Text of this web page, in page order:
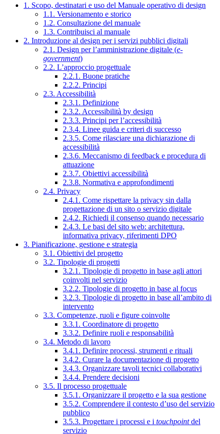
1. Scopo, destinatari e uso del Manuale operativo di design
1.1. Versionamento e storico
1.2. Consultazione del manuale
1.3. Contribuisci al manuale
2. Introduzione al design per i servizi pubblici digitali
2.1. Design per l’amministrazione digitale (e-
government)
2.2. L’approccio progettuale
2.2.1. Buone pratiche
2.2.2. Principi
2.3. Accessibilità
2.3.1. Definizione
2.3.2. Accessibilità by design
2.3.3. Principi per l’accessibilità
2.3.4. Linee guida e criteri di successo
2.3.5. Come rilasciare una dichiarazione di
accessibilità
2.3.6. Meccanismo di feedback e procedura di
attuazione
2.3.7. Obiettivi accessibilità
2.3.8. Normativa e approfondimenti
2.4. Privacy
2.4.1. Come rispettare la privacy sin dalla
progettazione di un sito o servizio digitale
2.4.2. Richiedi il consenso quando necessario
2.4.3. Le basi del sito web: architettura,
informativa privacy, riferimenti DPO
3. Pianificazione, gestione e strategia
3.1. Obiettivi del progetto
3.2. Tipologie di progetti
3.2.1. Tipologie di progetto in base agli attori
coinvolti nel servizio
3.2.2. Tipologie di progetto in base al focus
3.2.3. Tipologie di progetto in base all’ambito di
intervento
3.3. Competenze, ruoli e figure coinvolte
3.3.1. Coordinatore di progetto
3.3.2. Definire ruoli e responsabilità
3.4. Metodo di lavoro
3.4.1. Definire processi, strumenti e rituali
3.4.2. Curare la documentazione di progetto
3.4.3. Organizzare tavoli tecnici collaborativi
3.4.4. Prendere decisioni
3.5. Il processo progettuale
3.5.1. Organizzare il progetto e la sua gestione
3.5.2. Comprendere il contesto d’uso del servizio
pubblico
3.5.3. Progettare i processi e i touchpointdel
servizio